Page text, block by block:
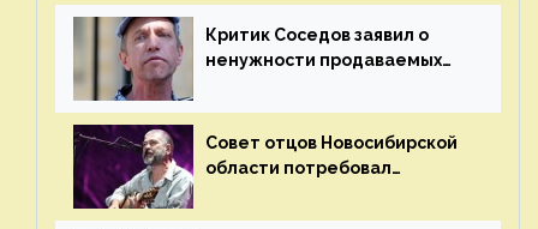
Критик Соседов заявил о
ненужности продаваемых
Совет отцов Новосибирской
области потребовал
«Сплин»